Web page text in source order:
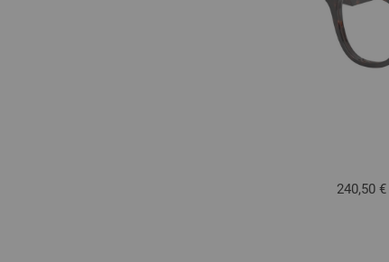
240,50 €